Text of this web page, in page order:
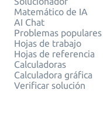
Matemático de IA
AI Chat
Problemas populares
Hojas de trabajo
Hojas de referencia
Calculadoras
Calculadora gráfica
Verificar solución